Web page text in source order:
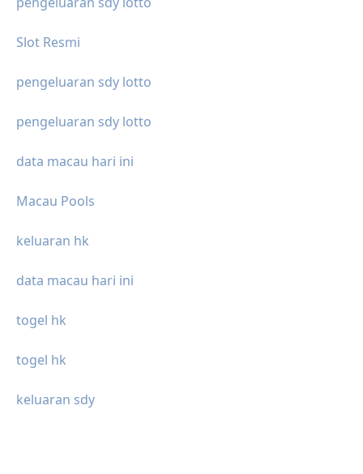
Slot Resmi
pengeluaran sdy lotto
pengeluaran sdy lotto
data macau hari ini
Macau Pools
keluaran hk
data macau hari ini
togel hk
togel hk
keluaran sdy